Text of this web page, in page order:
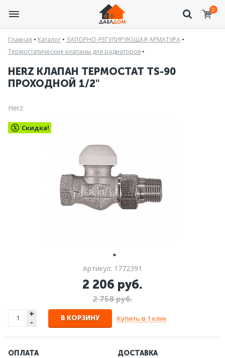
0
Главная • Каталог • ЗАПОРНО-РЕГУЛИРУЮЩАЯ АРМАТУРА •
Термостатические клапаны для радиаторов •
HERZ КЛАПАН ТЕРМОСТАТ TS-90
ПРОХОДНОЙ 1/2"
Herz
Скидка!
Артикул: 1772391
2 206 руб.
2 758 руб.
+
- В КОРЗИНУ Купить в 1 клик
ОПЛАТА ДОСТАВКА